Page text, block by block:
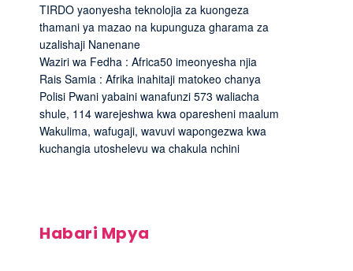
TIRDO yaonyesha teknolojia za kuongeza
thamani ya mazao na kupunguza gharama za
uzalishaji Nanenane
Waziri wa Fedha : Africa50 imeonyesha njia
Rais Samia : Afrika inahitaji matokeo chanya
Polisi Pwani yabaini wanafunzi 573 waliacha
shule, 114 warejeshwa kwa oparesheni maalum
Wakulima, wafugaji, wavuvi wapongezwa kwa
kuchangia utoshelevu wa chakula nchini
Habari Mpya